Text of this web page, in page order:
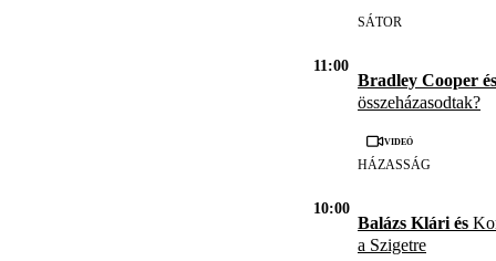
SÁTOR
11:00
Bradley Cooper és
összeházasodtak?
Videó
HÁZASSÁG
10:00
Balázs Klári és
a Szigetre